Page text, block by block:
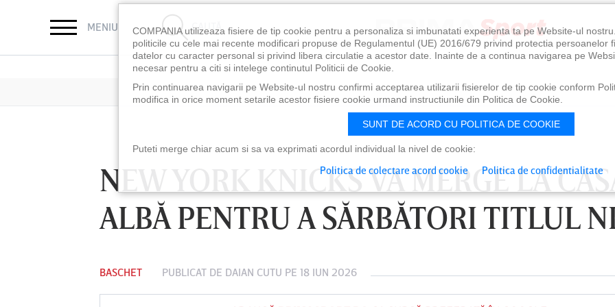
MENIU CAUTĂ
NEW YORK KNICKS VA MERGE LA CASA
ALBĂ PENTRU A SĂRBĂTORI TITLUL
BASCHET PUBLICAT DE DAIAN CUTU PE 18 IUN 2026
LUNI 10 AUG, 18:30 LUNI 10 AUG, 21:30 VINERI 07 AUG, 21:00
COMPANIA utilizeaza fisiere de tip cookie pentru a personaliza si imbunatati experienta ta pe Website-ul
politicile cu cele mai recente modificari propuse de Regulamentul (UE) 2016/679 privind protectia persoanelor
datelor cu caracter personal si privind libera circulatie a acestor date. Inainte de a continua navigarea pe
necesar pentru a citi si intelege continutul Politicii de Cookie.
Prin continuarea navigarii pe Website-ul nostru confirmi acceptarea utilizarii fisierelor de tip cookie conform
modifica in orice moment setarile acestor fisiere cookie urmand instructiunile din Politica de Cookie.
SUNT DE ACORD CU POLITICA DE COOKIE
Puteti merge chiar acum si sa va exprimati acordul individual la nivel de cookie:
Politica de colectare acord cookie Politica de confidentialitate